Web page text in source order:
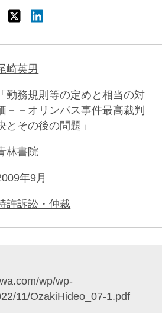
崎英男
「勤務規則等の定めと相当の対
－－オリンパス事件最高裁判
とその後の問題」
林書院
年9月
許訴訟・仲裁
wp/wp-
11/OzakiHideo_07-1.pdf